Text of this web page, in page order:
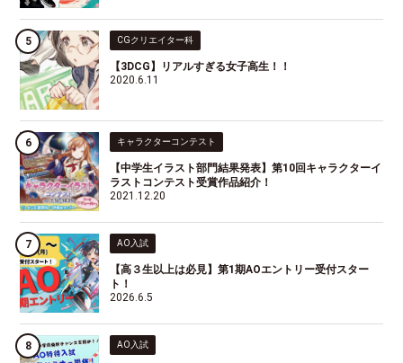
CGクリエイター科
【3DCG】リアルすぎる女子高生！！
2020.6.11
キャラクターコンテスト
【中学生イラスト部門結果発表】第10回キャラクターイ
ラストコンテスト受賞作品紹介！
2021.12.20
AO入試
【高３生以上は必見】第1期AOエントリー受付スター
ト！
2026.6.5
AO入試